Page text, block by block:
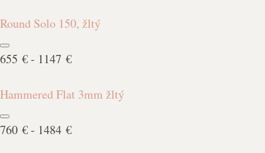
Round Solo 150, žltý
655 € - 1147 €
Hammered Flat 3mm žltý
760 € - 1484 €